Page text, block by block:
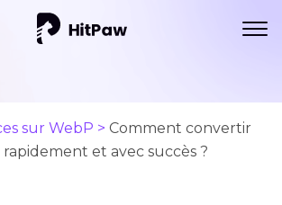
sur WebP > Comment convertir
et avec succès ?